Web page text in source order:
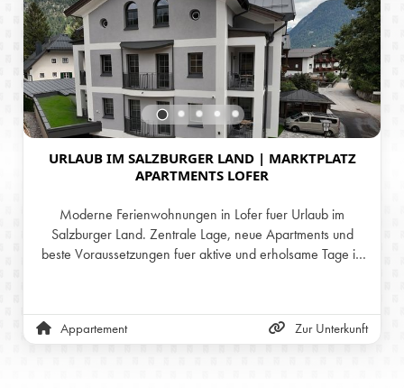
URLAUB IM SALZBURGER LAND | MARKTPLATZ
APARTMENTS LOFER
Moderne Ferienwohnungen in Lofer fuer Urlaub im
Salzburger Land. Zentrale Lage, neue Apartments und
beste Voraussetzungen fuer aktive und erholsame Tage in
Appartement Zur Unterkunft